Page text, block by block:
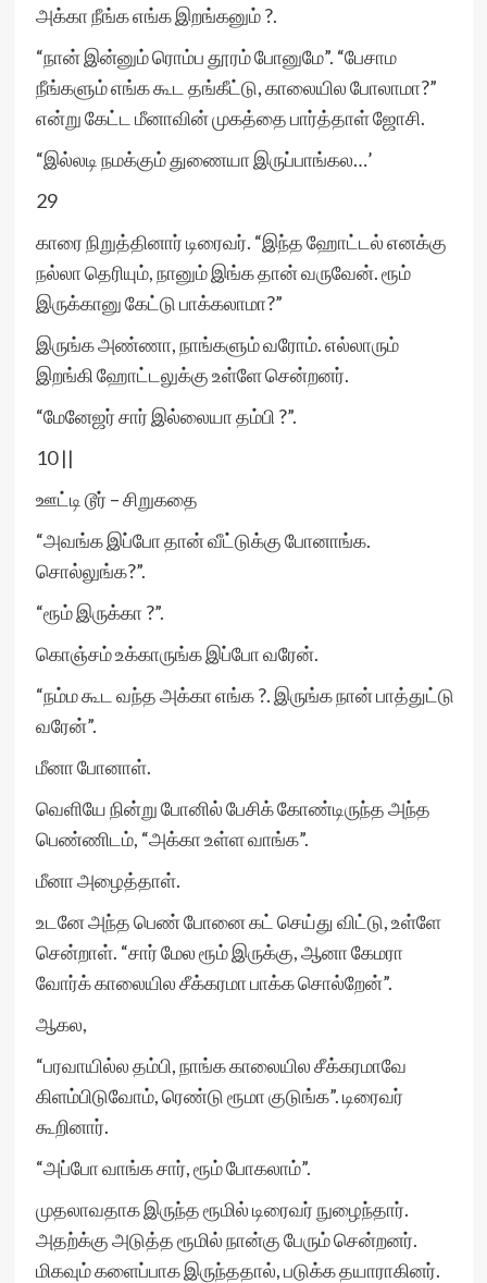
அக்கா நீங்க எங்க இறங்கனும் ?.
“நான் இன்னும் ரொம்ப தூரம் போனுமே”. “பேசாம
நீங்களும் எங்க கூட தங்கீட்டு, காலையில போலாமா?”
என்று கேட்ட மீனாவின் முகத்தை பார்த்தாள் ஜோசி.
“இல்லடி நமக்கும் துணையா இருப்பாங்கல…’
29
காரை நிறுத்தினார் டிரைவர். “இந்த ஹோட்டல் எனக்கு
நல்லா தெரியும், நானும் இங்க தான் வருவேன். ரூம்
இருக்கானு கேட்டு பாக்கலாமா?”
இருங்க அண்ணா, நாங்களும் வரோம். எல்லாரும்
இறங்கி ஹோட்டலுக்கு உள்ளே சென்றனர்.
“மேனேஜர் சார் இல்லையா தம்பி ?”.
10 ||
ஊட்டி டூர் – சிறுகதை
“அவங்க இப்போ தான் வீட்டுக்கு போனாங்க.
சொல்லுங்க?”.
“ரூம் இருக்கா ?”.
கொஞ்சம் உக்காருங்க இப்போ வரேன்.
“நம்ம கூட வந்த அக்கா எங்க ?. இருங்க நான் பாத்துட்டு
வரேன்”.
மீனா போனாள்.
வெளியே நின்று போனில் பேசிக் கோண்டிருந்த அந்த
பெண்ணிடம், “அக்கா உள்ள வாங்க”.
மீனா அழைத்தாள்.
உடனே அந்த பெண் போனை கட் செய்து விட்டு, உள்ளே
சென்றாள். “சார் மேல ரூம் இருக்கு, ஆனா கேமரா
வோர்க் காலையில சீக்கரமா பாக்க சொல்றேன்”.
ஆகல,
“பரவாயில்ல தம்பி, நாங்க காலையில சீக்கரமாவே
கிளம்பிடுவோம், ரெண்டு ரூமா குடுங்க”. டிரைவர்
கூறினார்.
“அப்போ வாங்க சார், ரூம் போகலாம்”.
முதலாவதாக இருந்த ரூமில் டிரைவர் நுழைந்தார்.
அதற்க்கு அடுத்த ரூமில் நான்கு பேரும் சென்றனர்.
மிகவும் களைப்பாக இருந்ததால், படுக்க தயாராகினர்.